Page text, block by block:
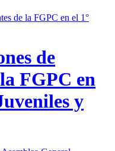
de
FGPC en
y